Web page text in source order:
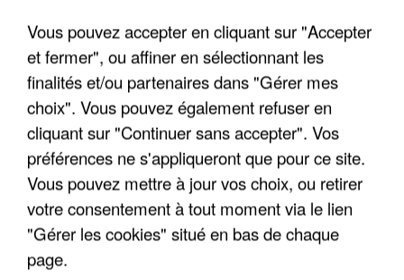
APRÈS TOUTES CES CANICULES, LES REFUGES
DE FAUNE SAUVAGE SONT...
Vous pouvez accepter en cliquant sur "Accepter
et fermer", ou affiner en sélectionnant les
finalités et/ou partenaires dans "Gérer mes
choix". Vous pouvez également refuser en
cliquant sur "Continuer sans accepter". Vos
préférences ne s'appliqueront que pour ce site.
Vous pouvez mettre à jour vos choix, ou retirer
votre consentement à tout moment via le lien
"Gérer les cookies" situé en bas de chaque
page.